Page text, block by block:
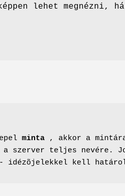
lehet megnézni,
minta , akkor a
szerver teljes nevére.
kell